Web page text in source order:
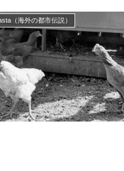
（海外の都市伝説）